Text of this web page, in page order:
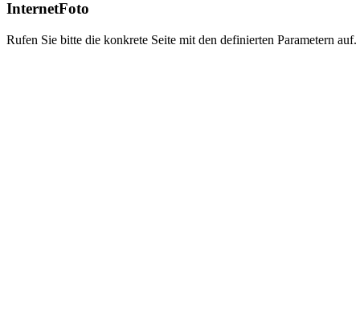
InternetFoto
Rufen Sie bitte die konkrete Seite mit den definierten Parametern auf.